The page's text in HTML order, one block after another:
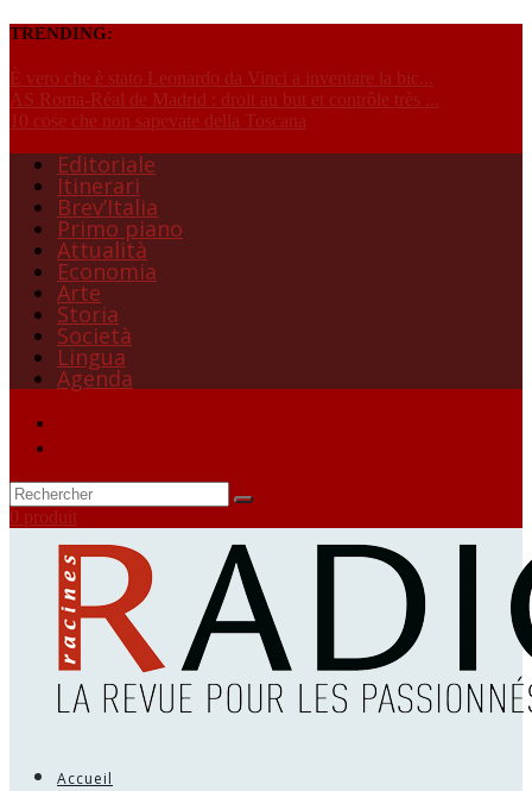
TRENDING:
È vero che è stato Leonardo da Vinci a inventare la bic...
AS Roma-Réal de Madrid : droit au but et contrôle très ...
10 cose che non sapevate della Toscana
Editoriale
Itinerari
Brev’Italia
Primo piano
Attualità
Economia
Arte
Storia
Società
Lingua
Agenda
0 produit
Accueil